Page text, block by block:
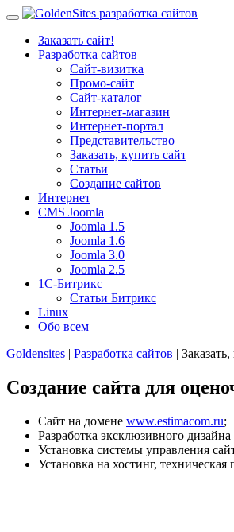
Заказать сайт!
Разработка сайтов
Сайт-визитка
Промо-сайт
Сайт-каталог
Интернет-магазин
Интернет-портал
Представительство
Заказать, купить сайт
Статьи
Создание сайтов
Интернет
CMS Joomla
Joomla 1.5
Joomla 1.6
Joomla 3.0
Joomla 2.5
1С-Битрикс
Статьи Битрикс
Linux
Обо всем
Goldensites | Разработка сайтов |
Создание сайта для
Сайт на домене www.estimacom.ru;
Разработка эксклюзивного
Установка системы управления
Установка на хостинг, техническая